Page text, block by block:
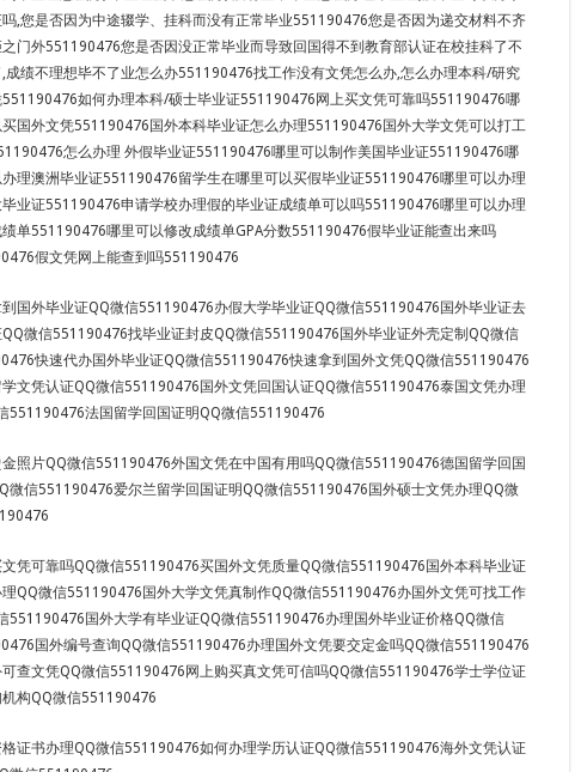
吗,您是否因为中途辍学、挂科而没有正常毕业551190476您是否因为递交材料不齐
门外551190476您是否因没正常毕业而导致回国得不到教育部认证在校挂科了不
成绩不理想毕不了业怎么办551190476找工作没有文凭怎么办,怎么办理本科/研究
如何办理本科/硕士毕业证551190476网上买文凭可靠吗551190476哪
买国外文凭551190476国外本科毕业证怎么办理551190476国外大学文凭可以打工
怎么办理 外假毕业证551190476哪里可以制作美国毕业证551190476哪
办理澳洲毕业证551190476留学生在哪里可以买假毕业证551190476哪里可以办理
业证551190476申请学校办理假的毕业证成绩单可以吗551190476哪里可以办理
单551190476哪里可以修改成绩单GPA分数551190476假毕业证能查出来吗
假文凭网上能查到吗551190476
国外毕业证QQ微信551190476办假大学毕业证QQ微信551190476国外毕业证去
微信551190476找毕业证封皮QQ微信551190476国外毕业证外壳定制QQ微信
快速代办国外毕业证QQ微信551190476快速拿到国外文凭QQ微信551190476
学文凭认证QQ微信551190476国外文凭回国认证QQ微信551190476泰国文凭办理
551190476法国留学回国证明QQ微信551190476
金照片QQ微信551190476外国文凭在中国有用吗QQ微信551190476德国留学回国
微信551190476爱尔兰留学回国证明QQ微信551190476国外硕士文凭办理QQ微
文凭可靠吗QQ微信551190476买国外文凭质量QQ微信551190476国外本科毕业证
QQ微信551190476国外大学文凭真制作QQ微信551190476办国外文凭可找工作
551190476国外大学有毕业证QQ微信551190476办理国外毕业证价格QQ微信
国外编号查询QQ微信551190476办理国外文凭要交定金吗QQ微信551190476
可查文凭QQ微信551190476网上购买真文凭可信吗QQ微信551190476学士学位证
构QQ微信551190476
格证书办理QQ微信551190476如何办理学历认证QQ微信551190476海外文凭认证